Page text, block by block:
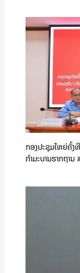
ກອງປະຊຸມໃຫຍ່ຄັ້
ກຳມະບານຮາກຖາ